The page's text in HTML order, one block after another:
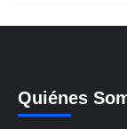
Quiénes